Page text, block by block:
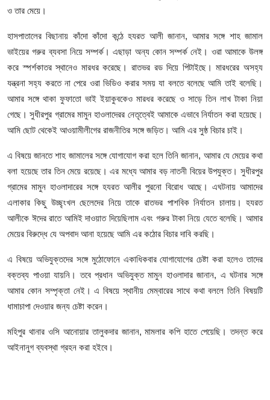
ও তার মেয়ে।
হাসপাতালের বিছানায় কাঁদো কাঁদো কন্ঠে হযরত আলী জানান, আমার সঙ্গে শাহ জামাল
ভাইয়ের গরুর ব্যবসা নিয়ে সম্পর্ক। এছাড়া অন্য কোন সম্পর্ক নেই। ওরা আমাকে উলঙ্গ
করে স্পর্শকাতর স্থানেও মারধর করেছে। রাতভর রড দিয়ে পিটাইছে। মারধরের অসহ্য
যন্ত্রনা সহ্য করতে না পেরে ওরা ভিডিও করার সময় যা বলতে বলেছে আমি তাই বলেছি।
আমার সঙ্গে থাকা ফুফাতো ভাই ইয়াকুবকেও মারধর করেছে ও সাড়ে তিন লাখ টাকা নিয়া
গেছে। সুধীরপুর গ্রামের মামুন হাওলাদেরর নেতৃত্বেই আমাকে এভাবে নির্যাতন করা হয়েছে।
আমি ছোট থেকেই আওয়ামীলীগের রাজনীতির সঙ্গে জড়িত। আমি এর সুষ্ঠ বিচার চাই।
এ বিষয়ে জানতে শাহ জামালের সঙ্গে যোগাযোগ করা হলে তিনি জানান, আমার যে মেয়ের কথা
বলা হয়েছে তার তিন মেয়ে রয়েছে। এর মধ্যে আমার বড় নাতনী বিয়ের উপযুক্ত। সুধীরপুর
গ্রামের মামুন হাওলাদারের সঙ্গে হযরত আলীর পুরনো বিরোধ আছে। এঘটনায় আমাদের
এলাকার কিছু উচ্ছৃংখল ছেলেদের নিয়ে তাকে রাতভর পাশবিক নির্যাতন চালায়। হযরত
আলীকে ঈদের রাতে আমিই দাওয়াত দিয়েছিলাম এবং গরুর টাকা নিয়ে যেতে বলেছি। আমার
মেয়ের বিরুদ্ধে যে অপবাদ আনা হয়েছে আমি এর কঠোর বিচার দাবি করছি।
এ বিষয়ে অভিযুক্তদের সঙ্গে মুঠোফোনে একাধিকবার যোগাযোগের চেষ্টা করা হলেও তাদের
বক্তব্য পাওয়া যায়নি। তবে প্রধান অভিযুক্ত মামুন হাওলাদার জানান, এ ঘটনার সঙ্গে
আমার কোন সম্পৃক্তা নেই। এ বিষয়ে স্থানীয় মেম্বারের সাথে কথা বললে তিনি বিষয়টি
ধামাচাপা দেওয়ার জন্য চেষ্টা করেন।
মহিপুর থানার ওসি আনোয়ার তালুকদার জানান, মামলার কপি হাতে পেয়েছি। তদন্ত করে
আইনানুগ ব্যবস্থা গ্রহন করা হইবে।